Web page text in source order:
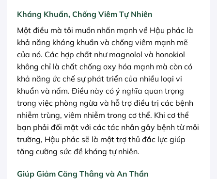
Kháng Khuẩn, Chống Viêm Tự Nhiên
Một điều mà tôi muốn nhấn mạnh về Hậu phác là
khả năng kháng khuẩn và chống viêm mạnh mẽ
của nó. Các hợp chất như magnolol và honokiol
không chỉ là chất chống oxy hóa mạnh mà còn có
khả năng ức chế sự phát triển của nhiều loại vi
khuẩn và nấm. Điều này có ý nghĩa quan trọng
trong việc phòng ngừa và hỗ trợ điều trị các bệnh
nhiễm trùng, viêm nhiễm trong cơ thể. Khi cơ thể
bạn phải đối mặt với các tác nhân gây bệnh từ môi
trường, Hậu phác sẽ là một trợ thủ đắc lực giúp
tăng cường sức đề kháng tự nhiên.
Giúp Giảm Căng Thẳng và An Thần